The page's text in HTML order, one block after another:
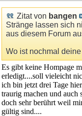
Zitat von bangen
Stränge lassen sich
aus diesem Forum
Wo ist nochmal
Es gibt keine Hompage
erledigt....soll vieleicht
ich bin jetzt drei Tage
traurig machen und auch
doch sehr berührt weil
gültig sind....